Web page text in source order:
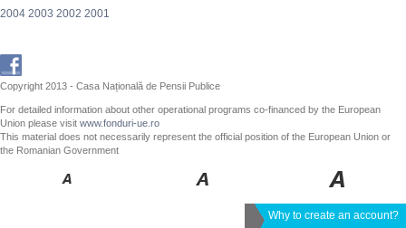
2004 2003 2002 2001
Copyright 2013 - Casa Națională de Pensii Publice
For detailed information about other operational programs co-financed by the European
Union please visit www.fonduri-ue.ro
This material does not necessarily represent the official position of the European Union or
the Romanian Government
Why to create an account?